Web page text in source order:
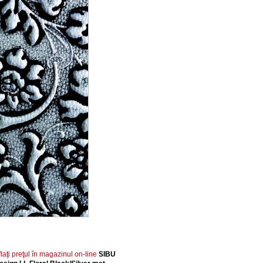
preţul în magazinul on-line SIBU